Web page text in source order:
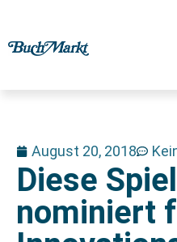
August 20, 2018
Diese
nominiert